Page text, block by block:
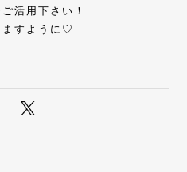
活用下さい！
ますように♡